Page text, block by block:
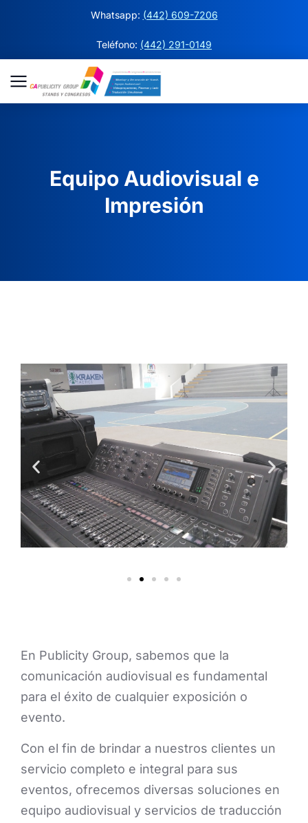
Teléfono: (442) 291-0149
Whatsapp: (442) 609-7206
Equipo Audiovisual e
Impresión
En Publicity Group, sabemos que la
comunicación audiovisual es fundamental
para el éxito de cualquier exposición o
evento.
Con el fin de brindar a nuestros clientes un
servicio completo e integral para sus
eventos, ofrecemos diversas soluciones en
equipo audiovisual y servicios de traducción